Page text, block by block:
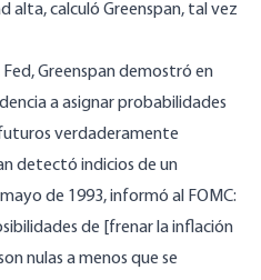
alta, calculó Greenspan, tal vez
Fed, Greenspan demostró en
a asignar probabilidades
verdaderamente
detectó indicios de un
de 1993, informó al FOMC:
de [frenar la inflación
nulas a menos que se